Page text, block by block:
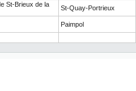
St-Brieux de la
St-Quay-Portrieux
Paimpol